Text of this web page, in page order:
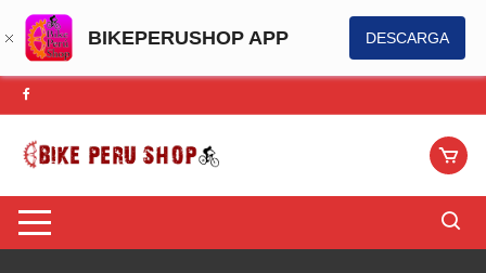
BIKEPERUSHOP APP DESCARGA
Saltar
al
contenido